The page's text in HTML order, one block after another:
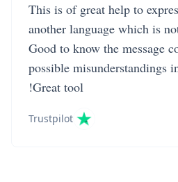
This is of great help to
another language which is
Good to know the message
possible misunderstandings
Great tool!
Trustpilot